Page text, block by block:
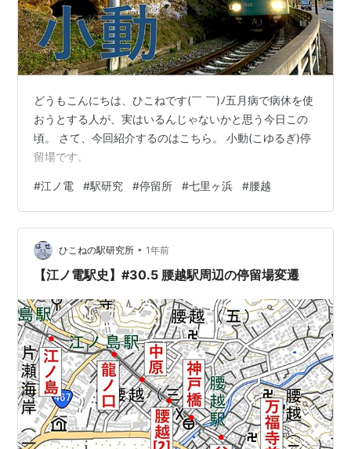
どうもこんにちは、ひこねです(￣ ￣)ﾉ五月病で病休を使
おうとする人が、実はいるんじゃないかと思う今日この
頃。 さて、今回紹介するのはこちら。 小動(こゆるぎ)停
留場です。
#江ノ電 #駅研究 #停留所 #七里ヶ浜 #腰越
ひこねの駅研究所 • 1年前
【江ノ電駅史】#30.5 腰越駅周辺の停留場変遷